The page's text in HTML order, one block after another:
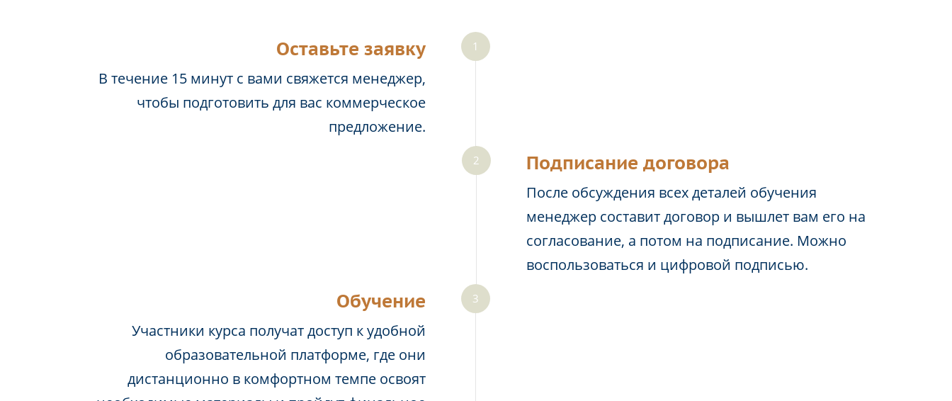
Оставьте заявку
В течение 15 минут с вами свяжется менеджер,
чтобы подготовить для вас коммерческое
предложение.
Подписание договора
После обсуждения всех деталей обучения
менеджер составит договор и вышлет вам его на
согласование, а потом на подписание. Можно
воспользоваться и цифровой подписью.
Обучение
Участники курса получат доступ к удобной
образовательной платформе, где они
дистанционно в комфортном темпе освоят